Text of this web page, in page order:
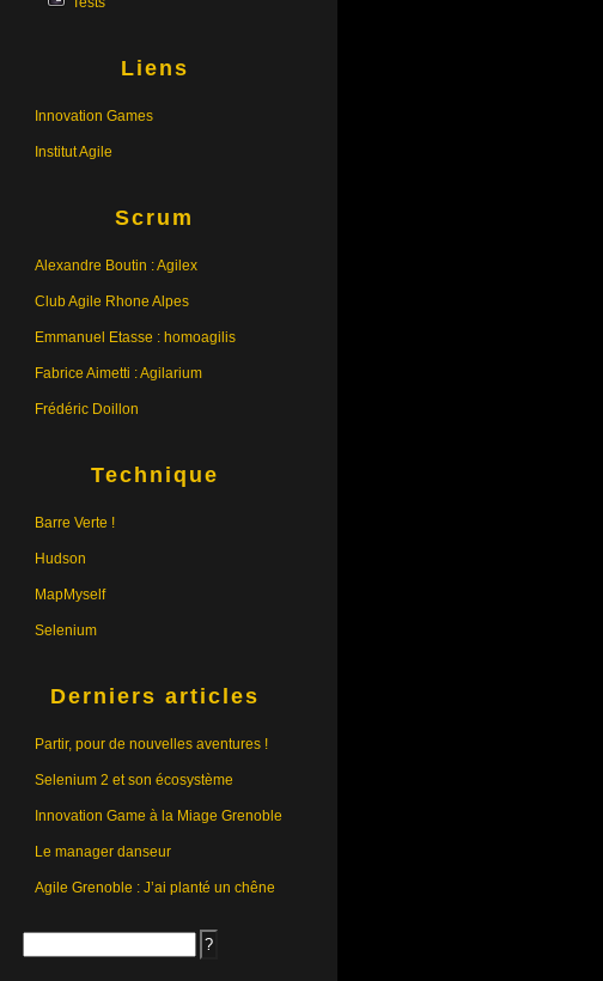
Liens
Innovation Games
Institut Agile
Scrum
Alexandre Boutin : Agilex
Club Agile Rhone Alpes
Emmanuel Etasse : homoagilis
Fabrice Aimetti : Agilarium
Frédéric Doillon
Technique
Barre Verte !
Hudson
MapMyself
Selenium
Derniers articles
Partir, pour de nouvelles aventures !
Selenium 2 et son écosystème
Innovation Game à la Miage Grenoble
Le manager danseur
Agile Grenoble : J’ai planté un chêne